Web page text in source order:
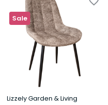
Sale
Lizzely Garden & Living